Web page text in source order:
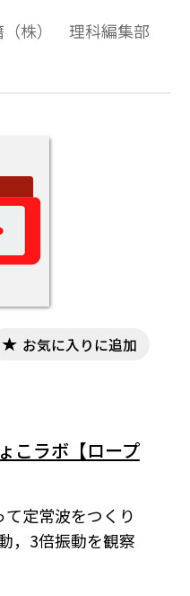
動させると4倍振動
（株） 理科編集部
お気に入りに追加
こラボ【ロープ
定常波をつくり
，3倍振動を観察